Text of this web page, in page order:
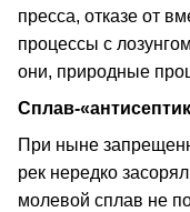
пресса, отказе от
процессы с
они, природные
Сплав-
При ныне
рек нередко
молевой сплав не